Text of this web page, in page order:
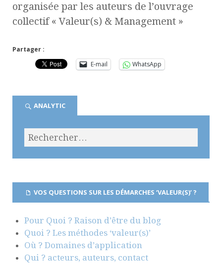
organisée par les auteurs de l’ouvrage
collectif « Valeur(s) & Management »
Partager :
E-mail
WhatsApp
ANALYTIC
VOS QUESTIONS SUR LES DÉMARCHES ‘VALEUR(S)’ ?
Pour Quoi ? Raison d’être du blog
Quoi ? Les méthodes ‘valeur(s)’
Où ? Domaines d’application
Qui ? acteurs, auteurs, contact